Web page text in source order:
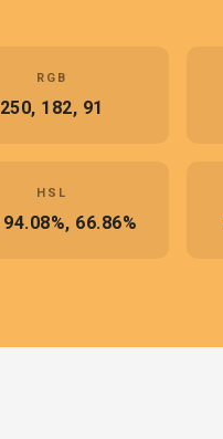
RGB
250, 182, 91
HSL
94.08%, 66.86%